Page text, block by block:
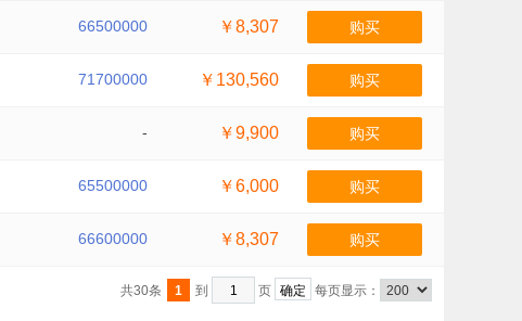
66500000 ￥8,307 购买
71700000 ￥130,560 购买
- ￥9,900 购买
65500000 ￥6,000 购买
66600000 ￥8,307 购买
共30条 1 到 页 每页显示：